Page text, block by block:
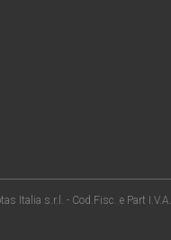
Italia s.r.l. - Cod.Fisc. e Part